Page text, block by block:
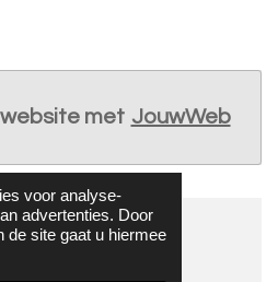
voor analyse-
advertenties. Door
de site gaat u hiermee
met JouwWeb